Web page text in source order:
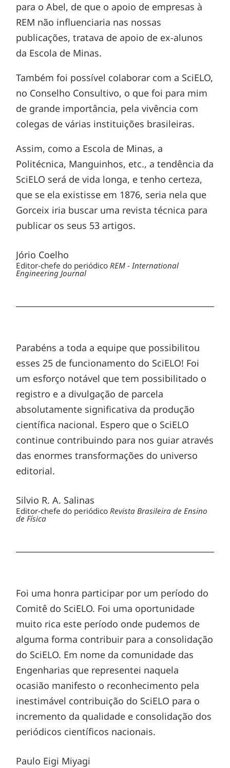
para o Abel, de que o apoio de empresas à
REM não influenciaria nas nossas
publicações, tratava de apoio de ex-alunos
da Escola de Minas.
Também foi possível colaborar com a SciELO,
no Conselho Consultivo, o que foi para mim
de grande importância, pela vivência com
colegas de várias instituições brasileiras.
Assim, como a Escola de Minas, a
Politécnica, Manguinhos, etc., a tendência da
SciELO será de vida longa, e tenho certeza,
que se ela existisse em 1876, seria nela que
Gorceix iria buscar uma revista técnica para
publicar os seus 53 artigos.
Jório Coelho
Editor-chefe do periódicoREM - International
Engineering Journal
Parabéns a toda a equipe que possibilitou
esses 25 de funcionamento do SciELO! Foi
um esforço notável que tem possibilitado o
registro e a divulgação de parcela
absolutamente significativa da produção
científica nacional. Espero que o SciELO
continue contribuindo para nos guiar através
das enormes transformações do universo
editorial.
Silvio R. A. Salinas
Editor-chefe do periódicoRevista Brasileira de Ensino
de Física
Foi uma honra participar por um período do
Comitê do SciELO. Foi uma oportunidade
muito rica este período onde pudemos de
alguma forma contribuir para a consolidação
do SciELO. Em nome da comunidade das
Engenharias que representei naquela
ocasião manifesto o reconhecimento pela
inestimável contribuição do SciELO para o
incremento da qualidade e consolidação dos
periódicos científicos nacionais.
Paulo Eigi Miyagi